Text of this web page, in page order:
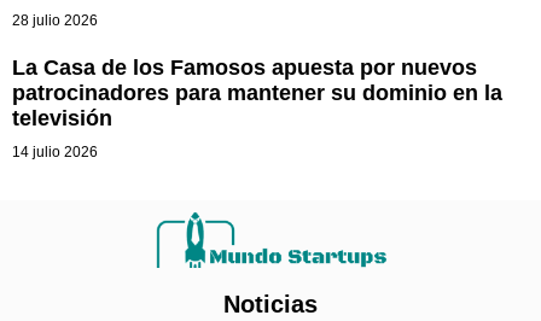
28 julio 2026
La Casa de los Famosos apuesta por nuevos
patrocinadores para mantener su dominio en la
televisión
14 julio 2026
Noticias